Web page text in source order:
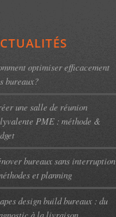
optimiser efficacement
bureaux?
une salle de réunion
PME : méthode &
bureaux sans interruption
et planning
design build bureaux : du